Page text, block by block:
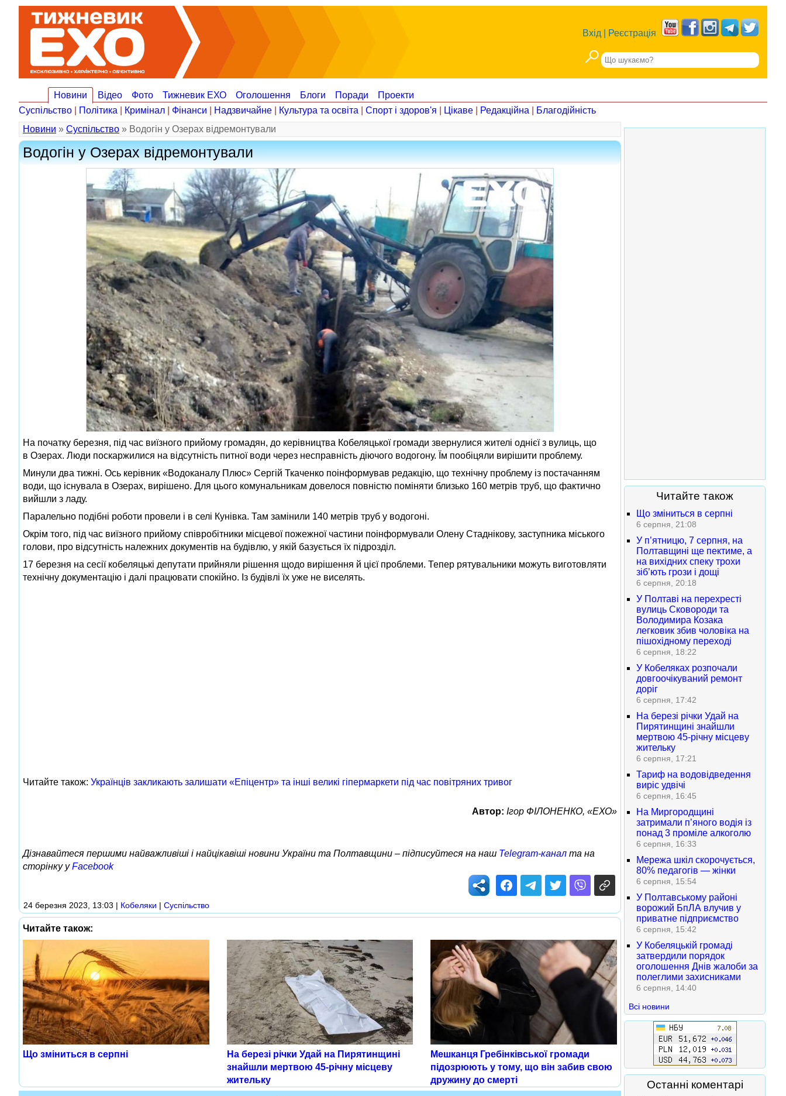
Вхід Реєстрація
Новини Відео Фото Тижневик ЕХО Оголошення Блоги Поради
Проекти
Суспільство
Політика Кримінал Фінанси Надзвичайне Культура та освіта Спорт і здоров'я Цікаве Редакційна
Благодійність
Новини » Суспільство » Водогін у Озерах відремонтували
Водогін у Озерах відремонтували
На початку березня, під час виїзного прийому громадян, до керівництва Кобеляцької громади звернулися жителі однієї з вулиць, що
в Озерах. Люди поскаржилися на відсутність питної води через несправність діючого водогону. Їм пообіцяли вирішити проблему.
Минули два тижні. Ось керівник «Водоканалу Плюс» Сергій Ткаченко поінформував редакцію, що технічну проблему із постачанням
води, що існувала в Озерах, вирішено. Для цього комунальникам довелося повністю поміняти близько 160 метрів труб, що фактично
вийшли з ладу.
Паралельно подібні роботи провели і в селі Кунівка. Там замінили 140 метрів труб у водогоні.
Окрім того, під час виїзного прийому співробітники місцевої пожежної частини поінформували Олену Стаднікову, заступника міського
голови, про відсутність належних документів на будівлю, у якій базується їх підрозділ.
17 березня на сесії кобеляцькі депутати прийняли рішення щодо вирішення й цієї проблеми. Тепер рятувальники можуть виготовляти
технічну документацію і далі працювати спокійно. Із будівлі їх уже не виселять.
Читайте також: Українців закликають залишати «Епіцентр» та інші великі гіпермаркети під час повітряних тривог
Автор: Ігор ФІЛОНЕНКО, «ЕХО»
Дізнавайтеся першими найважливіші і найцікавіші новини України та Полтавщини – підписуйтеся на наш Telegram-канал та на
сторінку уFacebook
24 березня 2023, 13:03 | Кобеляки | Суспільство
Читайте також:
Що зміниться в серпні
На березі річки Удай на Пирятинщині
знайшли мертвою 45-річну місцеву
жительку
Мешканця Гребінківської громади
підозрюють у тому, що він забив свою
дружину до смерті
Читайте також
Що зміниться в серпні
6 серпня, 21:08
У п’ятницю, 7 серпня, на
Полтавщині ще пектиме, а
на вихідних спеку трохи
зіб’ють грози і дощі
6 серпня, 20:18
У Полтаві на перехресті
вулиць Сковороди та
Володимира Козака
легковик збив чоловіка на
пішохідному переході
6 серпня, 18:22
У Кобеляках розпочали
довгоочікуваний ремонт
доріг
6 серпня, 17:42
На березі річки Удай на
Пирятинщині знайшли
мертвою 45-річну місцеву
жительку
6 серпня, 17:21
Тариф на водовідведення
виріс удвічі
6 серпня, 16:45
На Миргородщині
затримали п’яного водія із
понад 3 проміле алкоголю
6 серпня, 16:33
Мережа шкіл скорочується,
80% педагогів — жінки
6 серпня, 15:54
У Полтавському районі
ворожий БпЛА влучив у
приватне підприємство
6 серпня, 15:42
У Кобеляцькій громаді
затвердили порядок
оголошення Днів жалоби за
полеглими захисниками
6 серпня, 14:40
Всі новини
Останні коментарі